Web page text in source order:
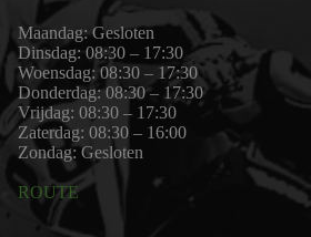
Maandag: Gesloten
Dinsdag: 08:30 – 17:30
Woensdag: 08:30 – 17:30
Donderdag: 08:30 – 17:30
Vrijdag: 08:30 – 17:30
Zaterdag: 08:30 – 16:00
Zondag: Gesloten
ROUTE